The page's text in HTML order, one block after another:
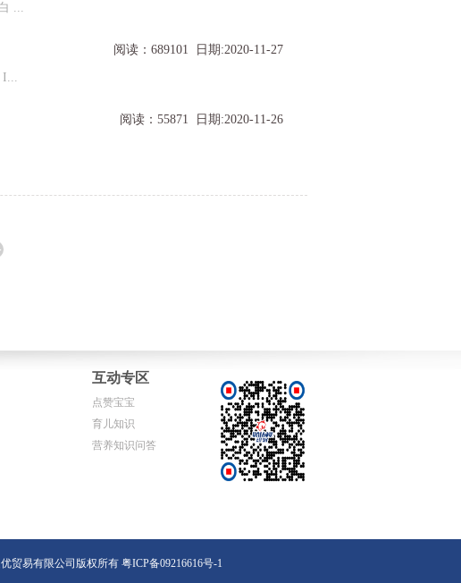
...
阅读：689101 日期:2020-11-27
I...
阅读：55871 日期:2020-11-26
互动专区
点赞宝宝
育儿知识
营养知识问答
优贸易有限公司版权所有 粤ICP备09216616号-1